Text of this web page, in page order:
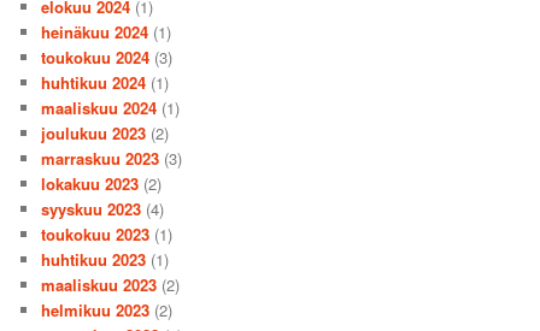
elokuu 2024 (1)
heinäkuu 2024 (1)
toukokuu 2024 (3)
huhtikuu 2024 (1)
maaliskuu 2024 (1)
joulukuu 2023 (2)
marraskuu 2023 (3)
lokakuu 2023 (2)
syyskuu 2023 (4)
toukokuu 2023 (1)
huhtikuu 2023 (1)
maaliskuu 2023 (2)
helmikuu 2023 (2)